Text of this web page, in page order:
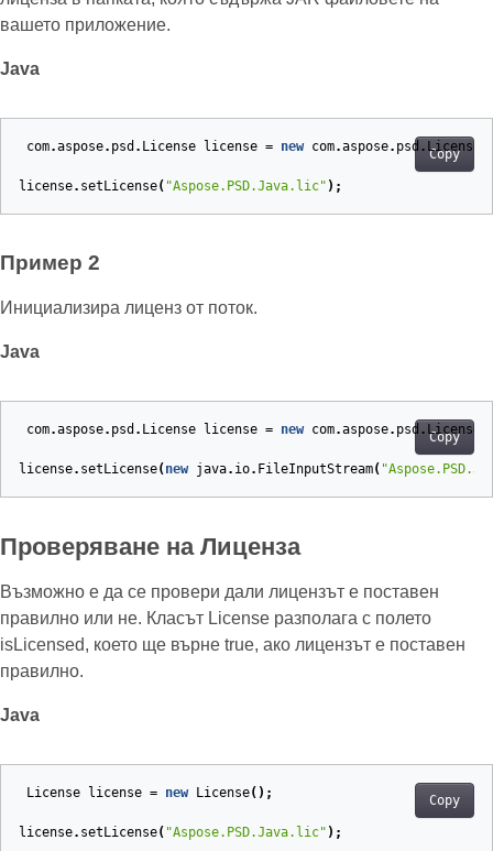
вашето приложение.
Java
Copy
com.aspose. psd . License license = new com.aspose. psd . License
license. setLicense( "Aspose.PSD.Java.lic" );
Пример 2
Инициализира лиценз от поток.
Java
Copy
com.aspose. psd . License license = new com.aspose. psd . License
license. setLicense( new java. io. FileInputStream(
Проверяване на Лиценза
Възможно е да се провери дали лицензът е поставен
правилно или не. Класът License разполага с полето
isLicensed, което ще върне true, ако лицензът е поставен
правилно.
Java
Copy
License license = new License();
license. setLicense( "Aspose.PSD.Java.lic" );